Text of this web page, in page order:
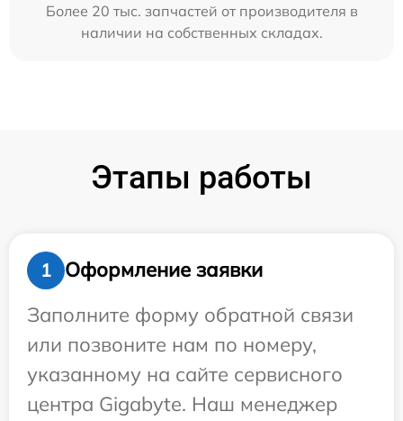
Более 20 тыс. запчастей от производителя в
наличии на собственных складах.
Этапы работы
1
Оформление заявки
Заполните форму обратной связи
или позвоните нам по номеру,
указанному на сайте сервисного
центра Gigabyte. Наш менеджер